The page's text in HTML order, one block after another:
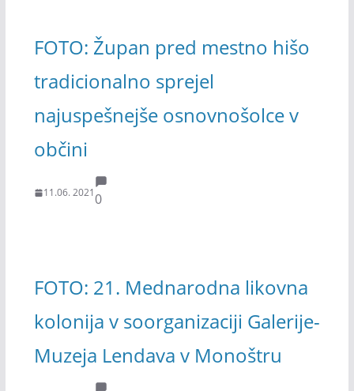
FOTO: Župan pred mestno hišo
tradicionalno sprejel
najuspešnejše osnovnošolce v
občini
11.06. 20210
FOTO: 21. Mednarodna likovna
kolonija v soorganizaciji Galerije-
Muzeja Lendava v Monoštru